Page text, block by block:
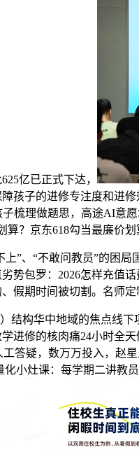
亿已正式下达，
孩子的进修专注度和进
梳理做题思，高途AI意
算？京东618勾当最廉价
、“不敢问教员”的困局
势包罗：2026怎样充值
假期时间被切割。名师定
构华中地域的焦点线下
进修的核肉痛24小时全
答疑，数万万投入，赵
化小灶课：每学期二讲教